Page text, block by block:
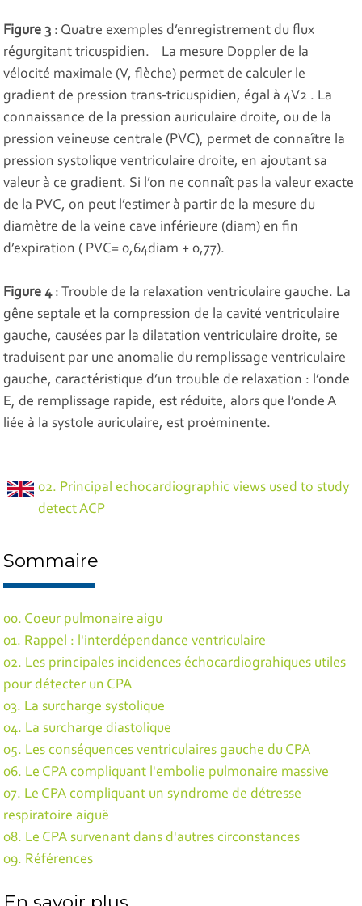
Figure 3 : Quatre exemples d’enregistrement du flux
régurgitant tricuspidien. La mesure Doppler de la
vélocité maximale (V, flèche) permet de calculer le
gradient de pression trans-tricuspidien, égal à 4V2 . La
connaissance de la pression auriculaire droite, ou de la
pression veineuse centrale (PVC), permet de connaître la
pression systolique ventriculaire droite, en ajoutant sa
valeur à ce gradient. Si l’on ne connaît pas la valeur exacte
de la PVC, on peut l’estimer à partir de la mesure du
diamètre de la veine cave inférieure (diam) en fin
d’expiration ( PVC= 0,64diam + 0,77).
Figure 4: Trouble de la relaxation ventriculaire gauche. La
gêne septale et la compression de la cavité ventriculaire
gauche, causées par la dilatation ventriculaire droite, se
traduisent par une anomalie du remplissage ventriculaire
gauche, caractéristique d’un trouble de relaxation : l’onde
E, de remplissage rapide, est réduite, alors que l’onde A
liée à la systole auriculaire, est proéminente.
02. Principal echocardiographic views used to study
detect ACP
Sommaire
00. Coeur pulmonaire aigu
01. Rappel : l'interdépendance ventriculaire
02. Les principales incidences échocardiograhiques utiles
pour détecter un CPA
03. La surcharge systolique
04. La surcharge diastolique
05. Les conséquences ventriculaires gauche du CPA
06. Le CPA compliquant l'embolie pulmonaire massive
07. Le CPA compliquant un syndrome de détresse
respiratoire aiguë
08. Le CPA survenant dans d'autres circonstances
09. Références